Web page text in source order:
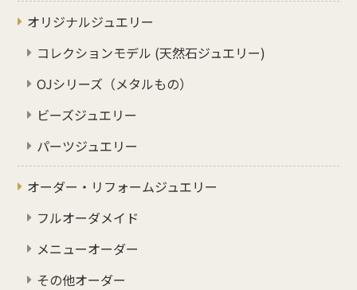
オリジナルジュエリー
コレクションモデル (天然石ジュエリー)
OJシリーズ（メタルもの）
ビーズジュエリー
パーツジュエリー
オーダー・リフォームジュエリー
フルオーダメイド
メニューオーダー
その他オーダー